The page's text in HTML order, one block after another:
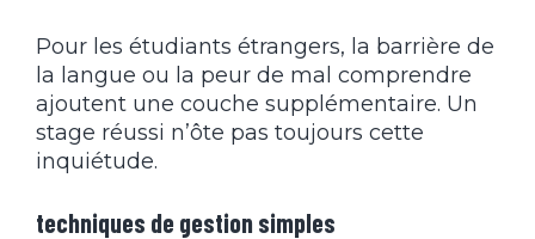
Pour les étudiants étrangers, la barrière de
la langue ou la peur de mal comprendre
ajoutent une couche supplémentaire. Un
stage réussi n’ôte pas toujours cette
inquiétude.
techniques de gestion simples